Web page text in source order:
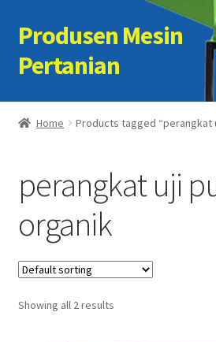
Skip
to
navigation
Skip
to
content
Produsen Mesin
Pertanian
Home
Cart
Checkout
Kontak Kami
My account
Home Products tagged “perangkat
perangkat uji
organik
Showing all 2 results